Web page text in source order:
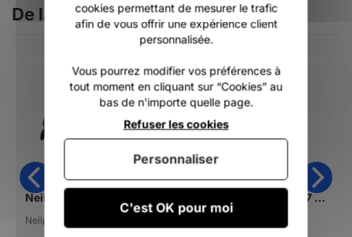
De la même catégorie
Neilpryde
Combinaison Vissla 7 seas comp 4/3mm full suit chest zip 2024
cookies permettant de mesurer le trafic
afin de vous offrir une expérience client
personnalisée.
Vous pourrez modifier vos préférences à
tout moment en cliquant sur “Cookies” au
bas de n'importe quelle page.
C'est OK pour moi
Refuser les cookies
Personnaliser